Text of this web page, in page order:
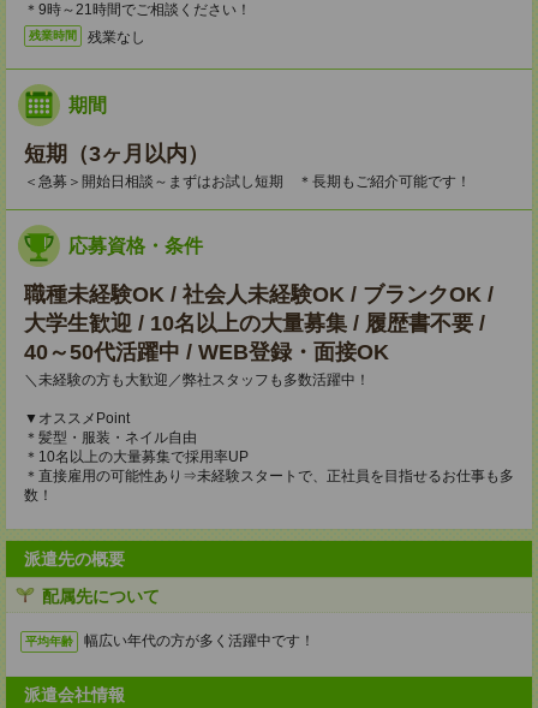
＊9時～21時間でご相談ください！
残業時間 残業なし
期間
短期（3ヶ月以内）
＜急募＞開始日相談～まずはお試し短期 ＊長期もご紹介可能です！
応募資格・条件
職種未経験OK / 社会人未経験OK / ブランクOK /
大学生歓迎 / 10名以上の大量募集 / 履歴書不要 /
40～50代活躍中 / WEB登録・面接OK
＼未経験の方も大歓迎／弊社スタッフも多数活躍中！
▼オススメPoint
＊髪型・服装・ネイル自由
＊10名以上の大量募集で採用率UP
＊直接雇用の可能性あり⇒未経験スタートで、正社員を目指せるお仕事も多
数！
派遣先の概要
配属先について
平均年齢 幅広い年代の方が多く活躍中です！
派遣会社情報